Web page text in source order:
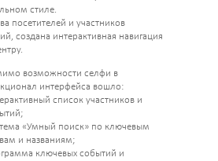
стиле.
посетителей и участников
создана интерактивная навигация
возможности селфи в
интерфейса вошло:
список участников и
«Умный поиск» по ключевым
и названиям;
ключевых событий и